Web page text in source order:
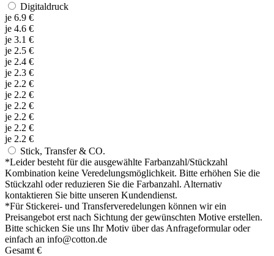
Digitaldruck
je 6.9 €
je 4.6 €
je 3.1 €
je 2.5 €
je 2.4 €
je 2.3 €
je 2.2 €
je 2.2 €
je 2.2 €
je 2.2 €
je 2.2 €
je 2.2 €
Stick, Transfer & CO.
*Leider besteht für die ausgewählte Farbanzahl/Stückzahl
Kombination keine Veredelungsmöglichkeit. Bitte erhöhen Sie die
Stückzahl oder reduzieren Sie die Farbanzahl. Alternativ
kontaktieren Sie bitte unseren Kundendienst.
*Für Stickerei- und Transferveredelungen können wir ein
Preisangebot erst nach Sichtung der gewünschten Motive erstellen.
Bitte schicken Sie uns Ihr Motiv über das Anfrageformular oder
einfach an info@cotton.de
Gesamt €